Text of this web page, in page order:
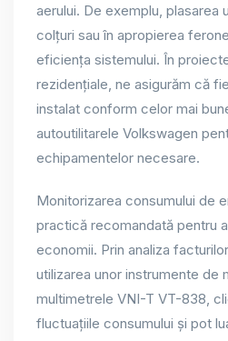
aerului. De exemplu, plasarea
colțuri sau în apropierea
eficiența sistemului. În
rezidențiale, ne asigurăm că
instalat conform celor mai
autoutilitarele Volkswagen
echipamentelor necesare.
Monitorizarea consumului de
practică recomandată pentru
economii. Prin analiza
utilizarea unor instrumente de
multimetrele VNI-T VT-838,
fluctuațiile consumului și pot